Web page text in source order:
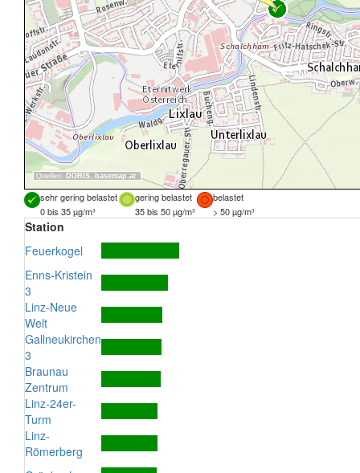
Quellen: DORIS, basemap.at
sehr gering belastet gering belastet
belastet
0 bis 35 µg/m³
35 bis 50 µg/m³ > 50 µg/m³
Station
Feuerkogel
Enns-Kristein
3
Linz-Neue
Welt
Gallneukirchen
3
Braunau
Zentrum
Linz-24er-
Turm
Linz-
Römerberg